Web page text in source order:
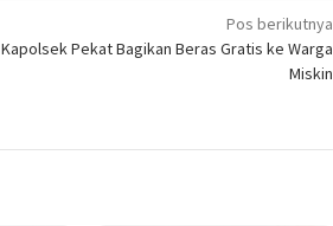
Pos berikutnya
Kapolsek Pekat Bagikan Beras Gratis ke Warga
Miskin